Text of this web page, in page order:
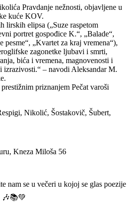
Pravdanje nežnosti, objavljene u
kuće KOV.
lirskih elipsa („Suze raspetom
portret gospođice K.“, „Balade“,
pesme“, „Kvartet za kraj vremena“),
zagonetke ljubavi i smrti,
bića i vremena, magnovenosti i
izrazivosti.“ – navodi Aleksandar M.
priznanjem Pečat varoši
Nikolić, Šostakovič, Šubert,
Kneza Miloša 56
nam se u večeri u kojoj se glas poezije
🎶📚💚